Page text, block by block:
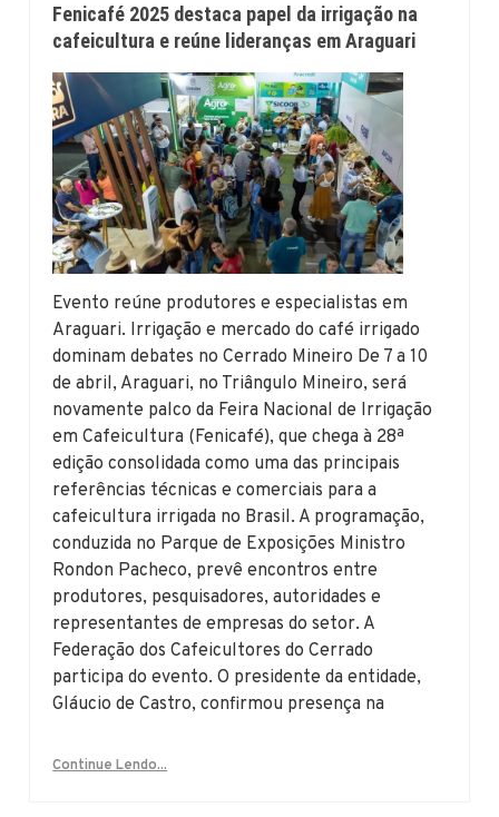
Fenicafé 2025 destaca papel da irrigação na
cafeicultura e reúne lideranças em Araguari
Evento reúne produtores e especialistas em
Araguari. Irrigação e mercado do café irrigado
dominam debates no Cerrado Mineiro De 7 a 10
de abril, Araguari, no Triângulo Mineiro, será
novamente palco da Feira Nacional de Irrigação
em Cafeicultura (Fenicafé), que chega à 28ª
edição consolidada como uma das principais
referências técnicas e comerciais para a
cafeicultura irrigada no Brasil. A programação,
conduzida no Parque de Exposições Ministro
Rondon Pacheco, prevê encontros entre
produtores, pesquisadores, autoridades e
representantes de empresas do setor. A
Federação dos Cafeicultores do Cerrado
participa do evento. O presidente da entidade,
Gláucio de Castro, confirmou presença na
Continue Lendo...